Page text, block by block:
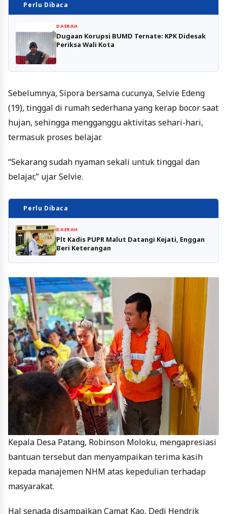
Perlu Dibaca
DAERAH
Dugaan Korupsi BUMD Ternate: KPK Didesak
Periksa Wali Kota
Sebelumnya, Sipora bersama cucunya, Selvie Edeng
(19), tinggal di rumah sederhana yang kerap bocor saat
hujan, sehingga mengganggu aktivitas sehari-hari,
termasuk proses belajar.
“Sekarang sudah nyaman sekali untuk tinggal dan
belajar,” ujar Selvie.
Perlu Dibaca
DAERAH
Plt Kadis PUPR Malut Datangi Kejati, Enggan
Beri Keterangan
Kepala Desa Patang, Robinson Moloku, mengapresiasi
bantuan tersebut dan menyampaikan terima kasih
kepada manajemen NHM atas kepedulian terhadap
masyarakat.
Hal senada disampaikan Camat Kao, Dedi Hendrik